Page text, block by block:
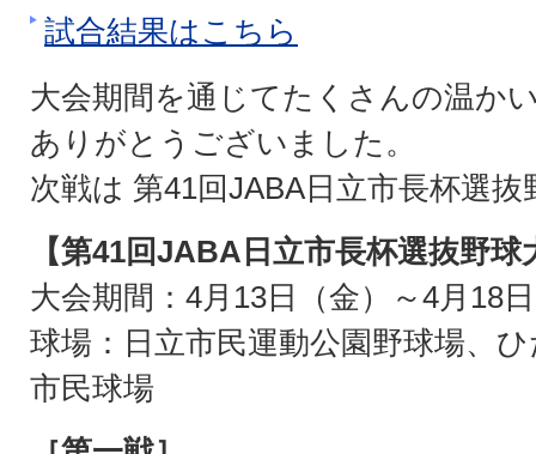
試合結果はこちら
大会期間を通じてたくさんの温か
ありがとうございました。
次戦は 第41回JABA日立市長杯選
【第41回JABA日立市長杯選抜野球
大会期間：4月13日（金）～4月18
球場：日立市民運動公園野球場、
市民球場